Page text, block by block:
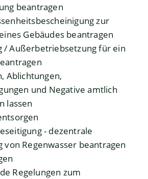
beantragen
zur
Gebäudes beantragen
/ Außerbetriebsetzung für ein
Ablichtungen,
und Negative amtlich
lassen
- dezentrale
von Regenwasser beantragen
Regelungen zum